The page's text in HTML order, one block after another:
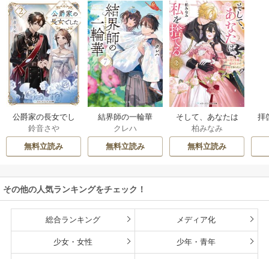
公爵家の長女でし
た
鈴音さや
無料立読み
結界師の一輪華
クレハ
無料立読み
そして、あなたは
私を捨てる
柏みなみ
無料立読み
拝
その他の人気ランキングをチェック！
総合ランキング メディア化
少女・女性 少年・青年